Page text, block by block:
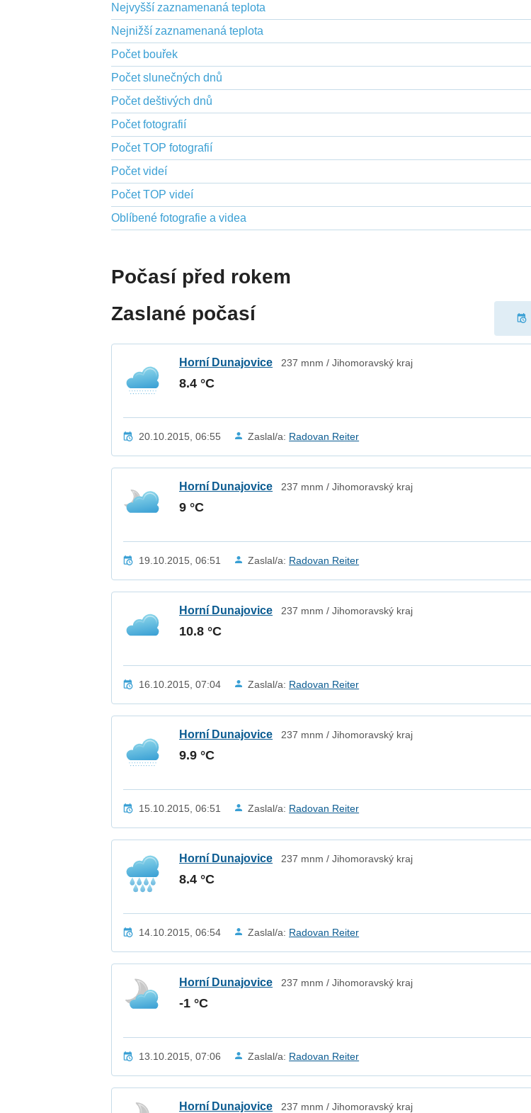
Nejvyšší zaznamenaná teplota
Nejnižší zaznamenaná teplota
Počet bouřek
Počet slunečných dnů
Počet deštivých dnů
Počet fotografií
Počet TOP fotografií
Počet videí
Počet TOP videí
Oblíbené fotografie a videa
Počasí před rokem
Zaslané počasí
Horní Dunajovice 237 mnm / Jihomoravský kraj
8.4 °C
20.10.2015, 06:55 Zaslal/a: Radovan Reiter
Horní Dunajovice 237 mnm / Jihomoravský kraj
9 °C
19.10.2015, 06:51 Zaslal/a: Radovan Reiter
Horní Dunajovice 237 mnm / Jihomoravský kraj
10.8 °C
16.10.2015, 07:04 Zaslal/a: Radovan Reiter
Horní Dunajovice 237 mnm / Jihomoravský kraj
9.9 °C
15.10.2015, 06:51 Zaslal/a: Radovan Reiter
Horní Dunajovice 237 mnm / Jihomoravský kraj
8.4 °C
14.10.2015, 06:54 Zaslal/a: Radovan Reiter
Horní Dunajovice 237 mnm / Jihomoravský kraj
-1 °C
13.10.2015, 07:06 Zaslal/a: Radovan Reiter
Horní Dunajovice 237 mnm / Jihomoravský kraj